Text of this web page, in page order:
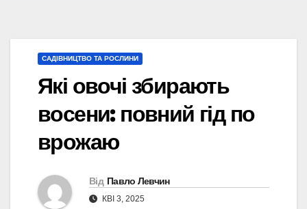
САДІВНИЦТВО ТА РОСЛИНИ
Які овочі збирають
восени: повний гід по
врожаю
Від Павло Левчин
КВІ 3, 2025